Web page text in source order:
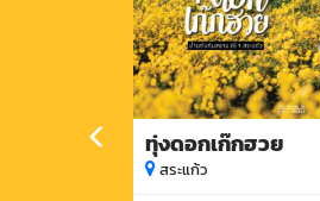
ทุ่งดอกเก๊กฮวย
สระแก้ว